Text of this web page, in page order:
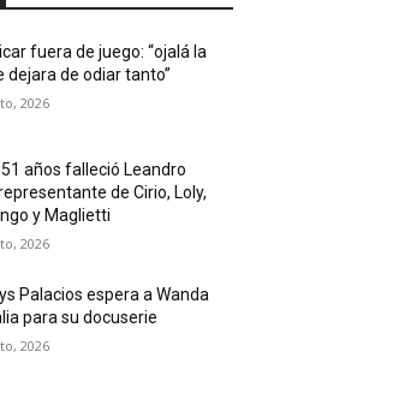
fuera de juego: “ojalá la
dejara de odiar tanto”
2026
años falleció Leandro
de Cirio, Loly,
y Maglietti
2026
Palacios espera a Wanda
para su docuserie
2026